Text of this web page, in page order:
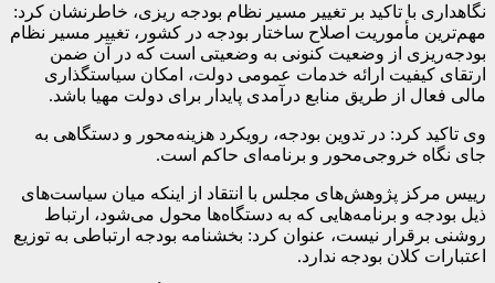
نگاهداری با تاکید بر تغییر مسیر نظام بودجه ریزی، خاطرنشان کرد:
مهم‌ترین مأموریت اصلاح ساختار بودجه در کشور، تغییر مسیر نظام
بودجه‌ریزی از وضعیت کنونی به وضعیتی است که در آن ضمن
ارتقای کیفیت ارائه خدمات عمومی دولت، امکان سیاستگذاری
مالی فعال از طریق منابع درآمدی پایدار برای دولت مهیا باشد.
وی تاکید کرد: در تدوین بودجه، رویکرد هزینه‌محور و دستگاهی به
جای نگاه خروجی‌محور و برنامه‌ای حاکم است.
رییس مرکز پژوهش‌های مجلس با انتقاد از اینکه میان سیاست‌های
ذیل بودجه و برنامه‌هایی که به دستگاه‌ها محول می‌شود، ارتباط
روشنی برقرار نیست، عنوان کرد: بخشنامه بودجه ارتباطی به توزیع
اعتبارات کلان بودجه ندارد.